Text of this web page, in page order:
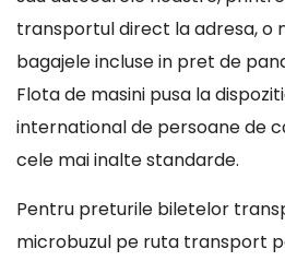
transportul direct la adresa, o
bagajele incluse in pret de
Flota de masini pusa la
international de persoane de
cele mai inalte standarde.
Pentru preturile biletelor
microbuzul pe ruta transport